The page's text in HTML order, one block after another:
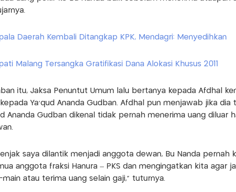
Daerah Kembali Ditangkap KPK, Mendagri: Menyedihkan
Malang Tersangka Gratifikasi Dana Alokasi Khusus 2011
itu, Jaksa Penuntut Umum lalu bertanya kepada Afdhal
Ya’qud Ananda Gudban. Afdhal pun menjawab jika dia
Ananda Gudban dikenal tidak pernah menerima uang diluar
saya dilantik menjadi anggota dewan, Bu Nanda pernah
anggota fraksi Hanura – PKS dan mengingatkan kita agar
atau terima uang selain gaji,” tuturnya.